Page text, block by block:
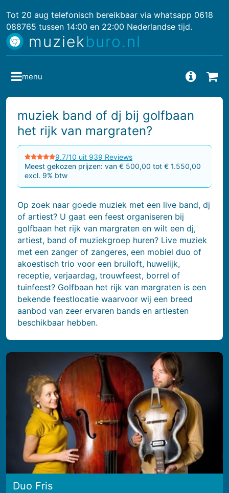
Tot 20 aug telefonisch bereikbaar via whatsapp 0618
088765 tussen 14:00 en 22:00 Nederlandse tijd.
muziekburo.nl
muziek band of dj bij golfbaan
het rijk van margraten?
9.7/10 uit 939 Reviews
Meest gekozen prijzen: van € 500,00 tot € 1.550,00
excl. 9% btw
Op zoek naar goede muziek met een live band, dj
of artiest? U gaat een feest organiseren bij
golfbaan het rijk van margraten en wilt een dj,
artiest, band of muziekgroep huren? Live muziek
met een zanger of zangeres, een mobiel duo of
akoestisch trio voor een bruiloft, huwelijk,
receptie, verjaardag, trouwfeest, borrel of
tuinfeest? Golfbaan het rijk van margraten is een
bekende feestlocatie waarvoor wij een breed
aanbod van zeer ervaren bands en artiesten
beschikbaar hebben.
Duo Fris
menu